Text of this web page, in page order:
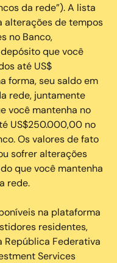
da rede”). A lista
alterações de tempos
no Banco,
que você
até US$
forma, seu saldo em
rede, juntamente
você mantenha no
US$250.000,00 no
Os valores de fato
sofrer alterações
que você mantenha
rede.
na plataforma
residentes,
Federativa
Services